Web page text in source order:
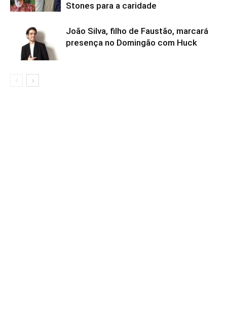
Stones para a caridade
João Silva, filho de Faustão, marcará
presença no Domingão com Huck